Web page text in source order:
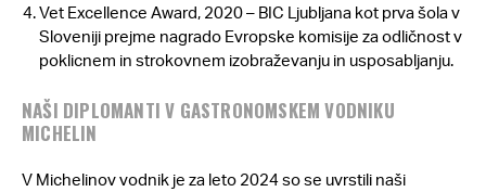
Vet Excellence Award, 2020 – BIC Ljubljana kot prva šola v
Sloveniji prejme nagrado Evropske komisije za odličnost v
poklicnem in strokovnem izobraževanju in usposabljanju.
NAŠI DIPLOMANTI V GASTRONOMSKEM VODNIKU
MICHELIN
V Michelinov vodnik je za leto 2024 so se uvrstili naši